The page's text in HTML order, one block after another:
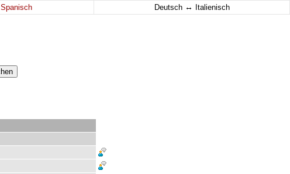
Spanisch Deutsch ↔ Italienisch